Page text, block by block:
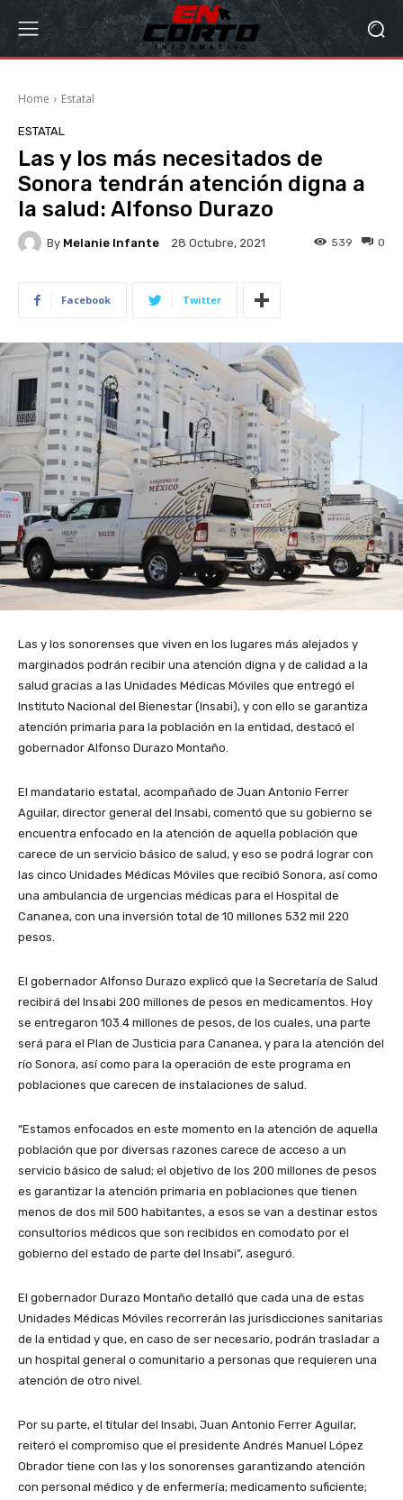
Home Estatal
ESTATAL
Las y los más necesitados de
Sonora tendrán atención digna a
la salud: Alfonso Durazo
By Melanie Infante 28 Octubre, 2021 0
539
Facebook Twitter
Las y los sonorenses que viven en los lugares más alejados y
marginados podrán recibir una atención digna y de calidad a la
salud gracias a las Unidades Médicas Móviles que entregó el
Instituto Nacional del Bienestar (Insabi), y con ello se garantiza
atención primaria para la población en la entidad, destacó el
gobernador Alfonso Durazo Montaño.
El mandatario estatal, acompañado de Juan Antonio Ferrer
Aguilar, director general del Insabi, comentó que su gobierno se
encuentra enfocado en la atención de aquella población que
carece de un servicio básico de salud, y eso se podrá lograr con
las cinco Unidades Médicas Móviles que recibió Sonora, así como
una ambulancia de urgencias médicas para el Hospital de
Cananea, con una inversión total de 10 millones 532 mil 220
pesos.
El gobernador Alfonso Durazo explicó que la Secretaría de Salud
recibirá del Insabi 200 millones de pesos en medicamentos. Hoy
se entregaron 103.4 millones de pesos, de los cuales, una parte
será para el Plan de Justicia para Cananea, y para la atención del
río Sonora, así como para la operación de este programa en
poblaciones que carecen de instalaciones de salud.
“Estamos enfocados en este momento en la atención de aquella
población que por diversas razones carece de acceso a un
servicio básico de salud; el objetivo de los 200 millones de pesos
es garantizar la atención primaria en poblaciones que tienen
menos de dos mil 500 habitantes, a esos se van a destinar estos
consultorios médicos que son recibidos en comodato por el
gobierno del estado de parte del Insabi”, aseguró.
El gobernador Durazo Montaño detalló que cada una de estas
Unidades Médicas Móviles recorrerán las jurisdicciones sanitarias
de la entidad y que, en caso de ser necesario, podrán trasladar a
un hospital general o comunitario a personas que requieren una
atención de otro nivel.
Por su parte, el titular del Insabi, Juan Antonio Ferrer Aguilar,
reiteró el compromiso que el presidente Andrés Manuel López
Obrador tiene con las y los sonorenses garantizando atención
con personal médico y de enfermería; medicamento suficiente;